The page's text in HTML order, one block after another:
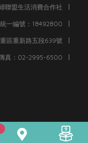
聯盟生活消費合作社 |
統一編號：18492800 |
區重新路五段639號 |
真：02-2995-6500 |